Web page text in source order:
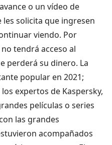
o un vídeo de
solicita que ingresen
viendo. Por
tendrá acceso al
perderá su dinero. La
popular en 2021;
expertos de Kaspersky,
películas o series
las grandes
acompañados